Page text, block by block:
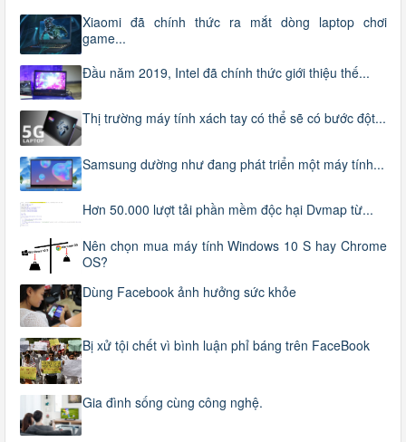
Xiaomi đã chính thức ra mắt dòng laptop chơi
game...
Đầu năm 2019, Intel đã chính thức giới thiệu thế...
Thị trường máy tính xách tay có thể sẽ có bước đột...
Samsung dường như đang phát triển một máy tính...
Hơn 50.000 lượt tải phần mềm độc hại Dvmap từ...
Nên chọn mua máy tính Windows 10 S hay Chrome
OS?
Dùng Facebook ảnh hưởng sức khỏe
Bị xử tội chết vì bình luận phỉ báng trên FaceBook
Gia đình sống cùng công nghệ.